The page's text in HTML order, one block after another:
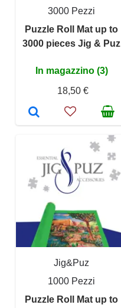
3000 Pezzi
Puzzle Roll Mat up to
3000 pieces Jig & Puz
In magazzino (3)
18,50 €
Jig&Puz
1000 Pezzi
Puzzle Roll Mat up to